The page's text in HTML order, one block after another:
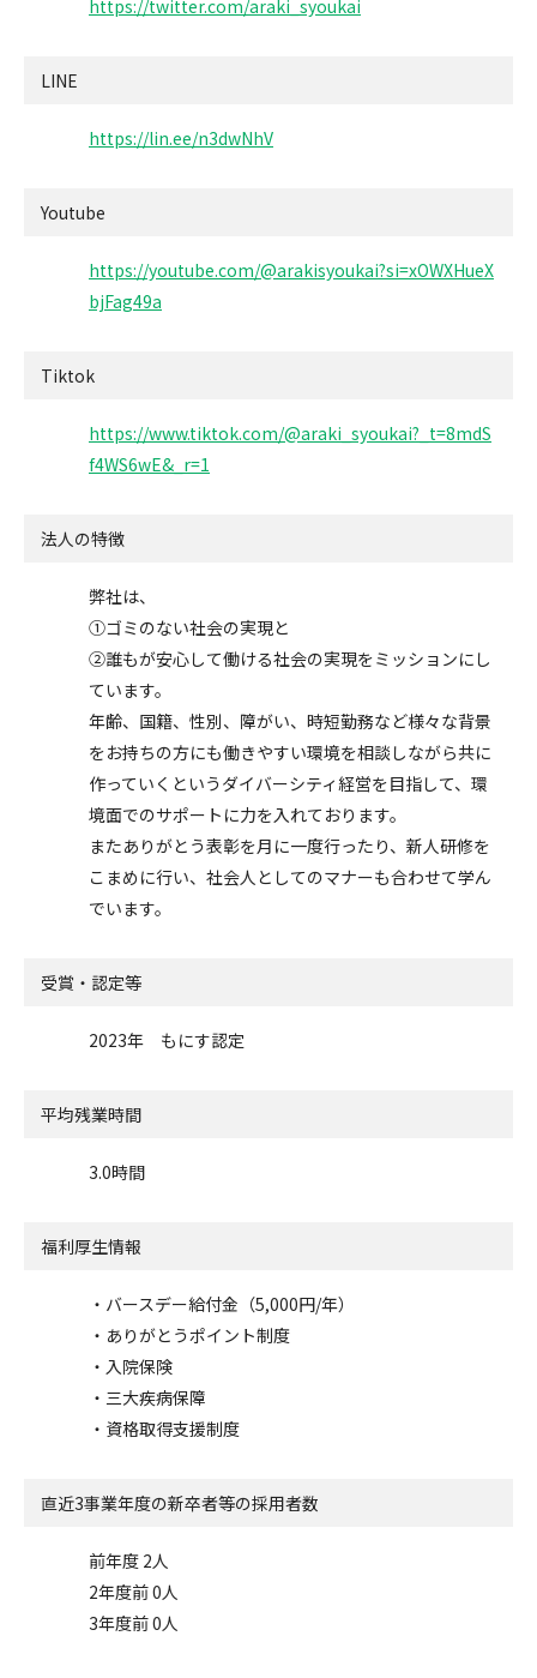
https://twitter.com/araki_syoukai
LINE
https://lin.ee/n3dwNhV
Youtube
https://youtube.com/@arakisyoukai?si=xOWXHueX
bjFag49a
Tiktok
https://www.tiktok.com/@araki_syoukai?_t=8mdS
f4WS6wE&_r=1
法人の特徴
弊社は、
①ゴミのない社会の実現と
②誰もが安心して働ける社会の実現をミッションにし
ています。
年齢、国籍、性別、障がい、時短勤務など様々な背景
をお持ちの方にも働きやすい環境を相談しながら共に
作っていくというダイバーシティ経営を目指して、環
境面でのサポートに力を入れております。
またありがとう表彰を月に一度行ったり、新人研修を
こまめに行い、社会人としてのマナーも合わせて学ん
でいます。
受賞・認定等
2023年 もにす認定
平均残業時間
3.0時間
福利厚生情報
・バースデー給付金（5,000円/年）
・ありがとうポイント制度
・入院保険
・三大疾病保障
・資格取得支援制度
直近3事業年度の新卒者等の採用者数
前年度 2人
2年度前 0人
3年度前 0人